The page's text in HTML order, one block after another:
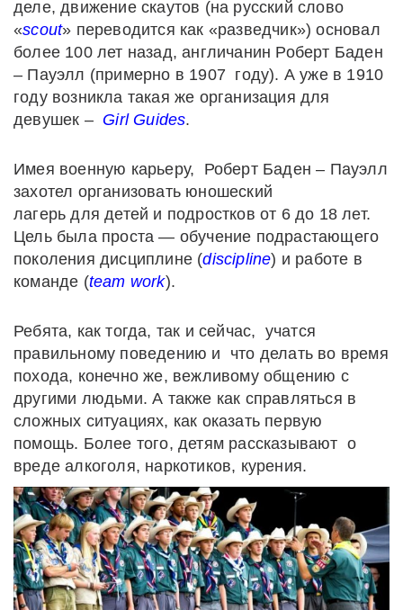
деле, движение скаутов (на русский слово
«scout» переводится как «разведчик») основал
более 100 лет назад, англичанин Роберт Баден
– Пауэлл (примерно в 1907 году). А уже в 1910
году возникла такая же организация для
девушек – Girl Guides.
Имея военную карьеру, Роберт Баден – Пауэлл
захотел организовать юношеский
лагерь для детей и подростков от 6 до 18 лет.
Цель была проста — обучение подрастающего
поколения дисциплине (discipline) и работе в
команде (team work).
Ребята, как тогда, так и сейчас, учатся
правильному поведению и что делать во время
похода, конечно же, вежливому общению с
другими людьми. А также как справляться в
сложных ситуациях, как оказать первую
помощь. Более того, детям рассказывают о
вреде алкоголя, наркотиков, курения.